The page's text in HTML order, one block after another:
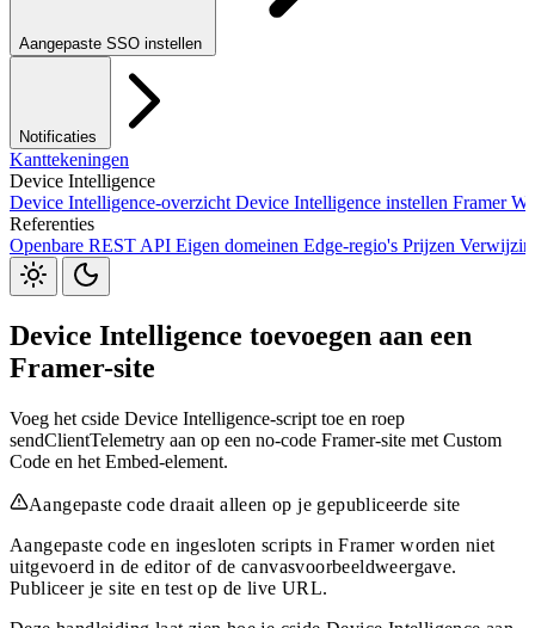
Aangepaste SSO instellen
Okta SSO Duo SSO
Notificaties
Webhooks
JavaScript-pakketSlackDiscord
S3JiraLinearZapier
Kanttekeningen
Device Intelligence
Device Intelligence-overzicht Device Intelligence instellen Framer
Referenties
Openbare REST API Eigen domeinen Edge-regio's Prijzen
Device Intelligence toevoegen aan een
Framer-site
Voeg het cside Device Intelligence-script toe en roep
sendClientTelemetry aan op een no-code Framer-site met Custom
Code en het Embed-element.
Aangepaste code draait alleen op je gepubliceerde site
Aangepaste code en ingesloten scripts in Framer worden niet
uitgevoerd in de editor of de canvasvoorbeeldweergave.
Publiceer je site en test op de live URL.